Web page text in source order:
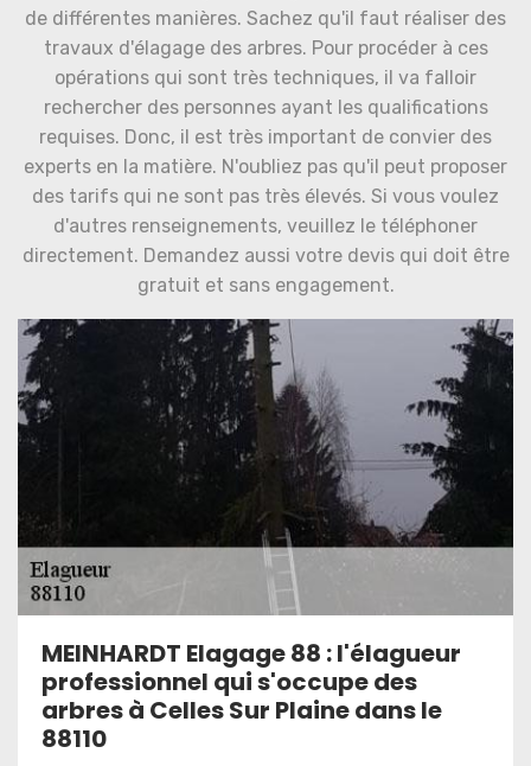
de différentes manières. Sachez qu'il faut réaliser des
travaux d'élagage des arbres. Pour procéder à ces
opérations qui sont très techniques, il va falloir
rechercher des personnes ayant les qualifications
requises. Donc, il est très important de convier des
experts en la matière. N'oubliez pas qu'il peut proposer
des tarifs qui ne sont pas très élevés. Si vous voulez
d'autres renseignements, veuillez le téléphoner
directement. Demandez aussi votre devis qui doit être
gratuit et sans engagement.
MEINHARDT Elagage 88 : l'élagueur
professionnel qui s'occupe des
arbres à Celles Sur Plaine dans le
88110